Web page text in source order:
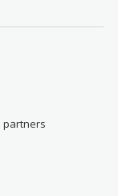
partners